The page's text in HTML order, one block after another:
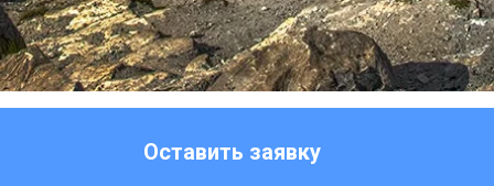
Оставить заявку